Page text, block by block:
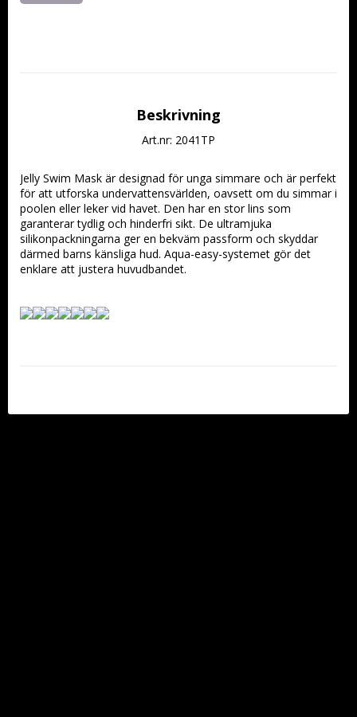
Beskrivning
Art.nr: 2041TP
Jelly Swim Mask är designad för unga simmare och är perfekt
för att utforska undervattensvärlden, oavsett om du simmar i
poolen eller leker vid havet. Den har en stor lins som
garanterar tydlig och hinderfri sikt. De ultramjuka
silikonpackningarna ger en bekväm passform och skyddar
därmed barns känsliga hud. Aqua-easy-systemet gör det
enklare att justera huvudbandet.